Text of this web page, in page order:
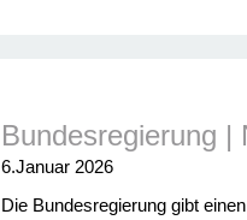
Bundesregierung |
6.Januar 2026
Die Bundesregierung gibt